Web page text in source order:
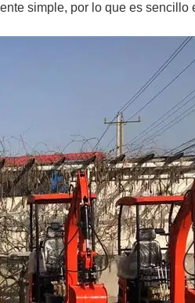
simple, por lo que es sencillo